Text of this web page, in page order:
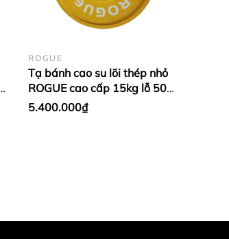
ROGUE
Tạ bánh cao su lõi thép nhỏ
ROGUE cao cấp 15kg lỗ 50
nhập khẩu - Màu Vàng (1
5.400.000₫